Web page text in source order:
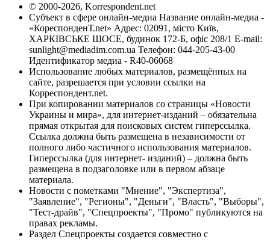
© 2000-2026, Korrespondent.net
Субъект в сфере онлайн-медиа Название онлайн-медиа -
«КореспонденТ.net» Адрес: 02091, місто Київ,
ХАРКІВСЬКЕ ШОСЕ, будинок 172-Б, офіс 208/1 E-mail:
sunlight@mediadim.com.ua Телефон: 044-205-43-00
Идентификатор медиа - R40-06068
Использование любых материалов, размещённых на
сайте, разрешается при условии ссылки на
Корреспондент.net.
При копировании материалов со страницы «Новости
Украины и мира», для интернет-изданий – обязательна
прямая открытая для поисковых систем гиперссылка.
Ссылка должна быть размещена в независимости от
полного либо частичного использования материалов.
Гиперссылка (для интернет- изданий) – должна быть
размещена в подзаголовке или в первом абзаце
материала.
Новости с пометками "Мнение", "Экспертиза",
"Заявление", "Регионы", "Деньги", "Власть", "Выборы",
"Тест-драйв", "Спецпроекты", "Промо" публикуются на
правах рекламы.
Раздел Спецпроекты создается совместно с